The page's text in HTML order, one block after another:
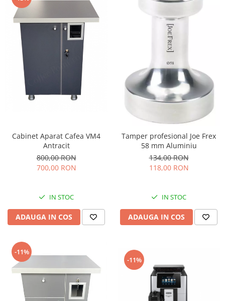
Cabinet Aparat Cafea VM4
Antracit
800,00 RON
700,00 RON
IN STOC
ADAUGA IN COS
Tamper profesional Joe Frex
58 mm Aluminiu
134,00 RON
118,00 RON
IN STOC
ADAUGA IN COS
-11%
-11%